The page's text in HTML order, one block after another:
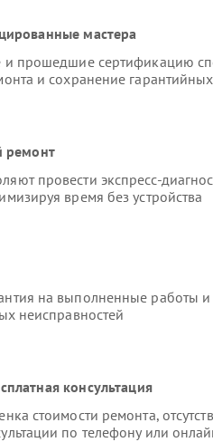
мастера
и прошедшие сертификацию
и сохранение гарантийных
ремонт
провести экспресс-
время без устройства
на выполненные работы
неисправностей
консультация
стоимости ремонта,
по телефону или